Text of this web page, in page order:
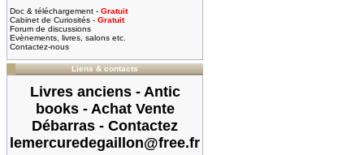
Doc & téléchargement - Gratuit
Cabinet de Curiosités - Gratuit
Forum de discussions
Evènements, livres, salons etc.
Contactez-nous
Liens & contacts
Livres anciens - Antic
books - Achat Vente
Débarras - Contactez
lemercuredegaillon@free.fr